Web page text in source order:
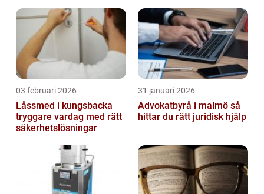
03 februari 2026
Låssmed i kungsbacka
tryggare vardag med rätt
säkerhetslösningar
31 januari 2026
Advokatbyrå i malmö så
hittar du rätt juridisk hjälp